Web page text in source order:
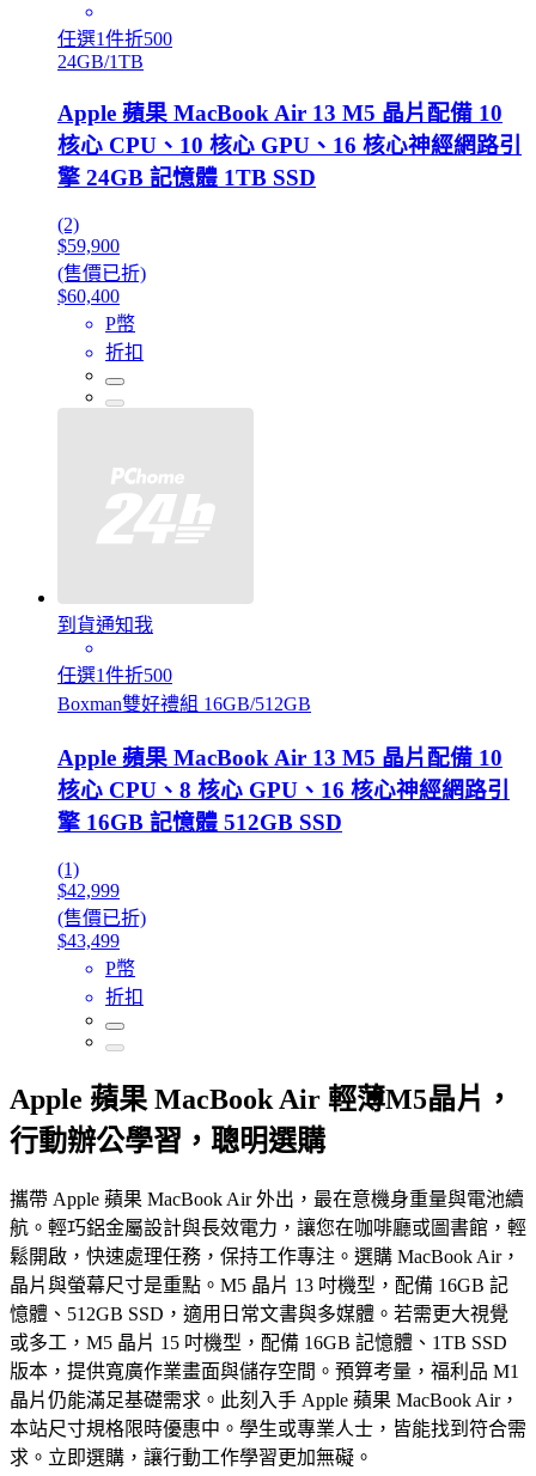
任選1件折500
24GB/1TB
Apple 蘋果 MacBook Air 13 M5 晶片配備 10
核心 CPU、10 核心 GPU、16 核心神經網路引
擎 24GB 記憶體 1TB SSD
(2)
$59,900
(售價已折)
$60,400
P幣
折扣
到貨通知我
任選1件折500
Boxman雙好禮組 16GB/512GB
Apple 蘋果 MacBook Air 13 M5 晶片配備 10
核心 CPU、8 核心 GPU、16 核心神經網路引
擎 16GB 記憶體 512GB SSD
(1)
$42,999
(售價已折)
$43,499
P幣
折扣
Apple 蘋果 MacBook Air 輕薄M5晶片，
行動辦公學習，聰明選購
攜帶 Apple 蘋果 MacBook Air 外出，最在意機身重量與電池續
航。輕巧鋁金屬設計與長效電力，讓您在咖啡廳或圖書館，輕
鬆開啟，快速處理任務，保持工作專注。選購 MacBook Air，
晶片與螢幕尺寸是重點。M5 晶片 13 吋機型，配備 16GB 記
憶體、512GB SSD，適用日常文書與多媒體。若需更大視覺
或多工，M5 晶片 15 吋機型，配備 16GB 記憶體、1TB SSD
版本，提供寬廣作業畫面與儲存空間。預算考量，福利品 M1
晶片仍能滿足基礎需求。此刻入手 Apple 蘋果 MacBook Air，
本站尺寸規格限時優惠中。學生或專業人士，皆能找到符合需
求。立即選購，讓行動工作學習更加無礙。